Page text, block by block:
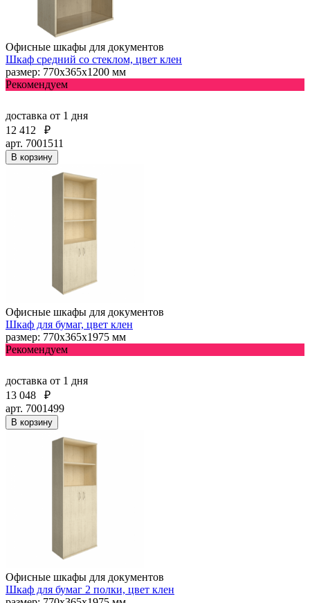
Офисные шкафы для документов
Шкаф средний со стеклом, цвет клен
размер: 770х365х1200 мм
Рекомендуем
доставка от 1 дня
12 412
₽
арт. 7001511
В корзину
Офисные шкафы для документов
Шкаф для бумаг, цвет клен
размер: 770х365х1975 мм
Рекомендуем
доставка от 1 дня
13 048
₽
арт. 7001499
В корзину
Офисные шкафы для документов
Шкаф для бумаг 2 полки, цвет клен